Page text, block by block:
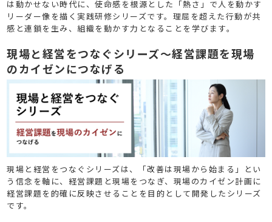
は動かせない時代に、使命感を根源とした「熱さ」で人を動かす
リーダー像を描く実践研修シリーズです。理屈を超えた行動が共
感と連鎖を生み、組織を動かす力となることを学びます。
現場と経営をつなぐシリーズ～経営課題を現場
のカイゼンにつなげる
現場と経営をつなぐシリーズは、「改善は現場から始まる」とい
う信念を軸に、経営課題と現場をつなぎ、現場のカイゼン計画に
経営課題を的確に反映させることを目的として開発したシリーズ
です。